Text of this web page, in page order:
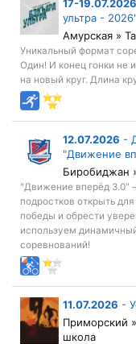
17-19.07.2026
ультра -
Амурская »
Уникальный формат
Один! И конец гонки не
на новый круг. Длина
12.07.2026 -
"Движение
Биробиджан
"Движение вперёд 3.0"
подростков открыть
победы и обрести
используем
соревнований!
11.07.2026 -
Приморский
школа